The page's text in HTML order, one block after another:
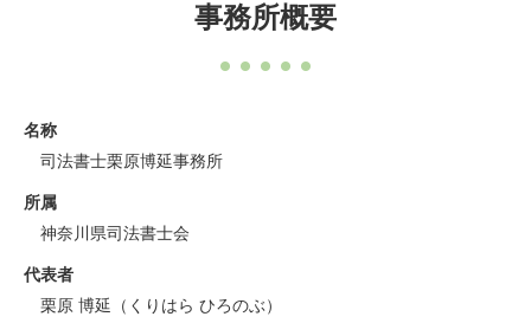
事務所概要
名称
司法書士栗原博延事務所
所属
神奈川県司法書士会
代表者
栗原 博延（くりはら ひろのぶ）